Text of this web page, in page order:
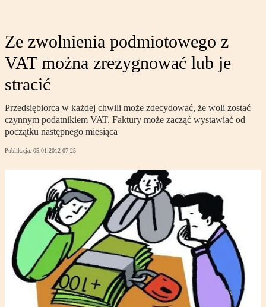
Ze zwolnienia podmiotowego z
VAT można zrezygnować lub je
stracić
Przedsiębiorca w każdej chwili może zdecydować, że woli zostać
czynnym podatnikiem VAT. Faktury może zacząć wystawiać od
początku następnego miesiąca
Publikacja: 05.01.2012 07:25